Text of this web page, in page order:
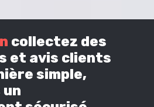
collectez des
et avis clients
simple,
un